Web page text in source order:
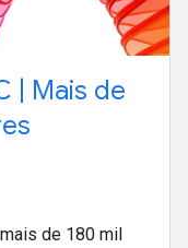
| Mais de
de 180 mil